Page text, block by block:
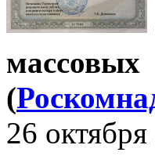
(
26 октября